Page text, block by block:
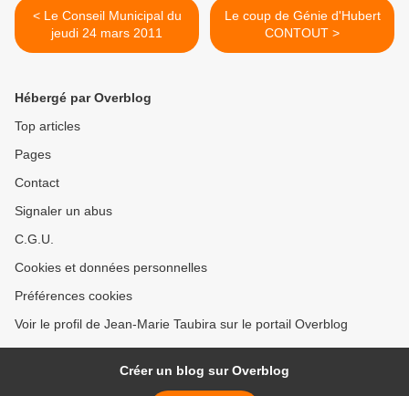
< Le Conseil Municipal du
jeudi 24 mars 2011
Le coup de Génie d'Hubert
CONTOUT >
Hébergé par Overblog
Top articles
Pages
Contact
Signaler un abus
C.G.U.
Cookies et données personnelles
Préférences cookies
Voir le profil de Jean-Marie Taubira sur le portail Overblog
Créer un blog sur Overblog